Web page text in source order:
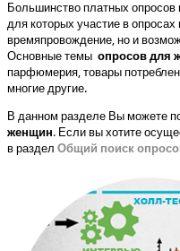
Большинство платных
для которых участие в опросах
времяпровождение, но и
Основные темы опросов для
парфюмерия, товары
многие другие.
В данном разделе Вы можете
женщин. Если вы хотите
в раздел Общий поиск